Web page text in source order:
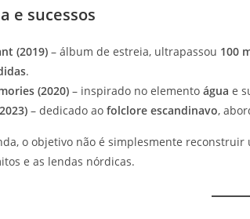
e sucessos
(2019) – álbum de estreia, ultrapassou 100
.
(2020) – inspirado no elemento água e
– dedicado ao folclore escandinavo,
o objetivo não é simplesmente reconstruir
e as lendas nórdicas.